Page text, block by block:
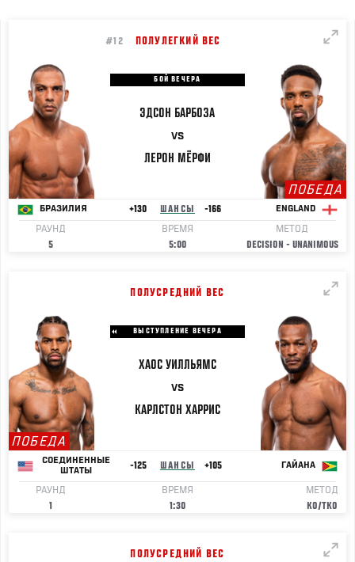
#12 ПОЛУЛЕГКИЙ ВЕС
БОЙ ВЕЧЕРА
ЭДСОН БАРБОЗА
VS
ЛЕРОН МЁРФИ
ПОБЕДА
БРАЗИЛИЯ +130 ШАНСЫ -166 ENGLAND
РАУНД
5
ВРЕМЯ
5:00
МЕТОД
DECISION - UNANIMOUS
ПОЛУСРЕДНИЙ ВЕС
ПОБЕДА
ВЫСТУПЛЕНИЕ ВЕЧЕРА
ХАОС УИЛЛЬЯМС
VS
КАРЛСТОН ХАРРИС
СОЕДИНЕННЫЕ
ШТАТЫ
-125 ШАНСЫ +105 ГАЙАНА
РАУНД
1
ВРЕМЯ
1:30
МЕТОД
KO/TKO
ПОЛУСРЕДНИЙ ВЕС